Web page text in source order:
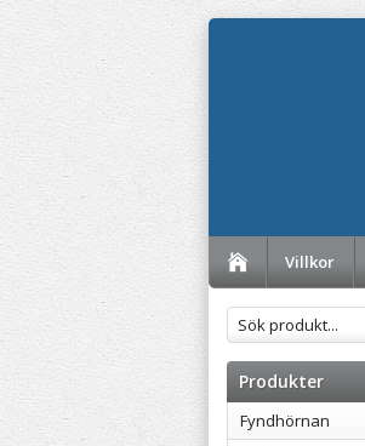
Villkor
Produkter
Fyndhörnan